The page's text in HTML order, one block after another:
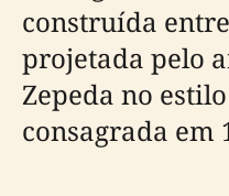
construída entre
projetada pelo
Zepeda no
consagrada em